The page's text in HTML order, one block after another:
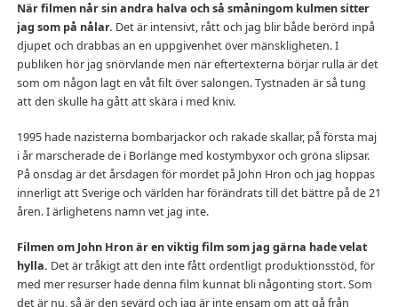
När filmen når sin andra halva och så småningom kulmen sitter
jag som på nålar. Det är intensivt, rått och jag blir både berörd inpå
djupet och drabbas an en uppgivenhet över mänskligheten. I
publiken hör jag snörvlande men när eftertexterna börjar rulla är det
som om någon lagt en våt filt över salongen. Tystnaden är så tung
att den skulle ha gått att skära i med kniv.
1995 hade nazisterna bombarjackor och rakade skallar, på första maj
i år marscherade de i Borlänge med kostymbyxor och gröna slipsar.
På onsdag är det årsdagen för mordet på John Hron och jag hoppas
innerligt att Sverige och världen har förändrats till det bättre på de 21
åren. I ärlighetens namn vet jag inte.
Filmen om John Hron är en viktig film som jag gärna hade velat
hylla. Det är tråkigt att den inte fått ordentligt produktionsstöd, för
med mer resurser hade denna film kunnat bli någonting stort. Som
det är nu, så är den sevärd och jag är inte ensam om att gå från